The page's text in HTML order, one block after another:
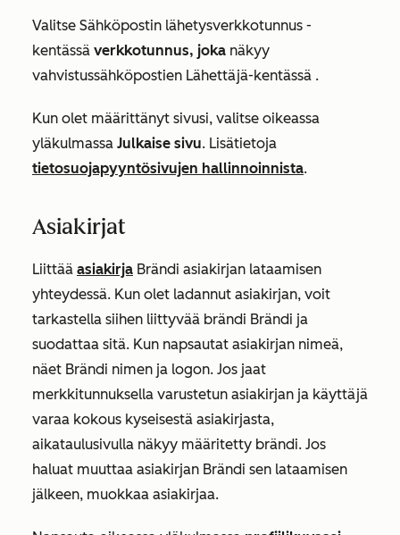
Valitse Sähköpostin lähetysverkkotunnus -
kentässä verkkotunnus, joka näkyy
vahvistussähköpostien Lähettäjä-kentässä .
Kun olet määrittänyt sivusi, valitse oikeassa
yläkulmassa Julkaise sivu. Lisätietoja
tietosuojapyyntösivujen hallinnoinnista.
Asiakirjat
Liittää asiakirja Brändi asiakirjan lataamisen
yhteydessä. Kun olet ladannut asiakirjan, voit
tarkastella siihen liittyvää brändi Brändi ja
suodattaa sitä. Kun napsautat asiakirjan nimeä,
näet Brändi nimen ja logon. Jos jaat
merkkitunnuksella varustetun asiakirjan ja käyttäjä
varaa kokous kyseisestä asiakirjasta,
aikataulusivulla näkyy määritetty brändi. Jos
haluat muuttaa asiakirjan Brändi sen lataamisen
jälkeen, muokkaa asiakirjaa.